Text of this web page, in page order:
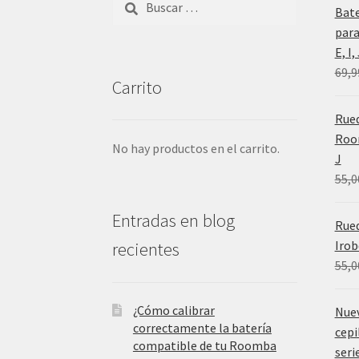
Carrito
No hay productos en el carrito.
Entradas en blog
recientes
¿Cómo calibrar
correctamente la batería
compatible de tu Roomba
E,
J